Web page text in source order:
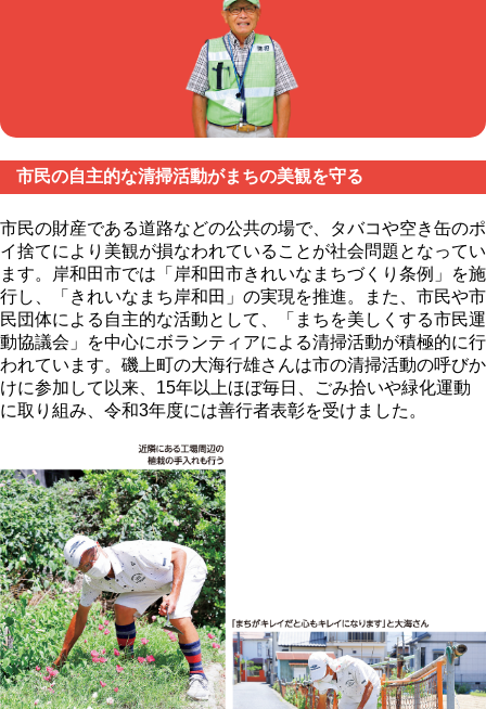
市民の自主的な清掃活動がまちの美観を守る
市民の財産である道路などの公共の場で、タバコや空き缶のポ
イ捨てにより美観が損なわれていることが社会問題となってい
ます。岸和田市では「岸和田市きれいなまちづくり条例」を施
行し、「きれいなまち岸和田」の実現を推進。また、市民や市
民団体による自主的な活動として、「まちを美しくする市民運
動協議会」を中心にボランティアによる清掃活動が積極的に行
われています。磯上町の大海行雄さんは市の清掃活動の呼びか
けに参加して以来、15年以上ほぼ毎日、ごみ拾いや緑化運動
に取り組み、令和3年度には善行者表彰を受けました。